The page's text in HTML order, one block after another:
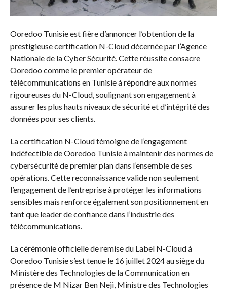
Ooredoo Tunisie est fière d’annoncer l’obtention de la
prestigieuse certification N-Cloud décernée par l’Agence
Nationale de la Cyber Sécurité. Cette réussite consacre
Ooredoo comme le premier opérateur de
télécommunications en Tunisie à répondre aux normes
rigoureuses du N-Cloud, soulignant son engagement à
assurer les plus hauts niveaux de sécurité et d’intégrité des
données pour ses clients.
La certification N-Cloud témoigne de l’engagement
indéfectible de Ooredoo Tunisie à maintenir des normes de
cybersécurité de premier plan dans l’ensemble de ses
opérations. Cette reconnaissance valide non seulement
l’engagement de l’entreprise à protéger les informations
sensibles mais renforce également son positionnement en
tant que leader de confiance dans l’industrie des
télécommunications.
La cérémonie officielle de remise du Label N-Cloud à
Ooredoo Tunisie s’est tenue le 16 juillet 2024 au siège du
Ministère des Technologies de la Communication en
présence de M Nizar Ben Neji, Ministre des Technologies